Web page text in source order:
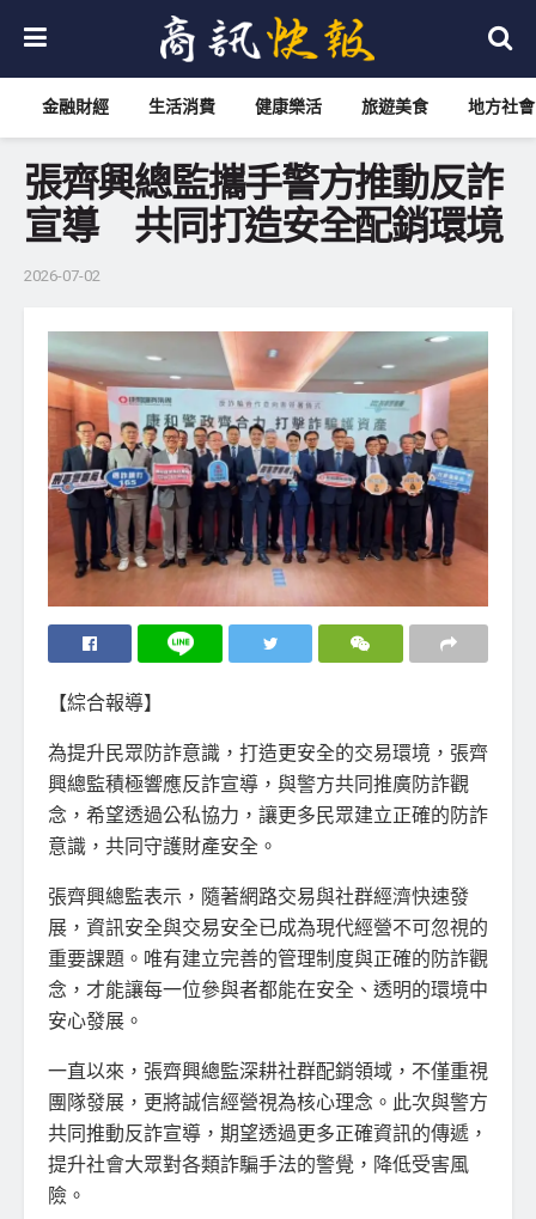
金融財經 生活消費 健康樂活 旅遊美食 地方社會
張齊興總監攜手警方推動反詐
宣導 共同打造安全配銷環境
2026-07-02
【綜合報導】
為提升民眾防詐意識，打造更安全的交易環境，張齊
興總監積極響應反詐宣導，與警方共同推廣防詐觀
念，希望透過公私協力，讓更多民眾建立正確的防詐
意識，共同守護財產安全。
張齊興總監表示，隨著網路交易與社群經濟快速發
展，資訊安全與交易安全已成為現代經營不可忽視的
重要課題。唯有建立完善的管理制度與正確的防詐觀
念，才能讓每一位參與者都能在安全、透明的環境中
安心發展。
一直以來，張齊興總監深耕社群配銷領域，不僅重視
團隊發展，更將誠信經營視為核心理念。此次與警方
共同推動反詐宣導，期望透過更多正確資訊的傳遞，
提升社會大眾對各類詐騙手法的警覺，降低受害風
險。